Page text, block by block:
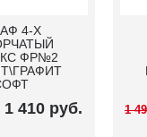
4-X
ФР№4
1 410 руб. 1